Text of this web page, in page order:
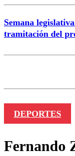
Semana
tramitación del
DEPORTES
Fernando